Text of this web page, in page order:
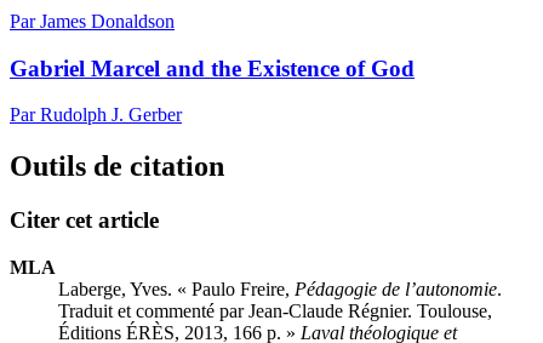
Par James Donaldson
Gabriel Marcel and the Existence of God
Par Rudolph J. Gerber
Outils de citation
Citer cet article
MLA
Laberge, Yves. « Paulo Freire, Pédagogie de l’autonomie.
Traduit et commenté par Jean-Claude Régnier. Toulouse,
Éditions ÉRÈS, 2013, 166 p. » Laval théologique et